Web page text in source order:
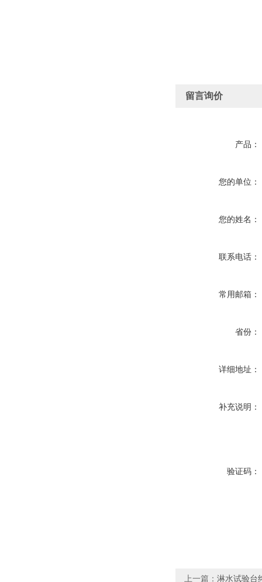
留言询价
产品：
您的单位：
您的姓名：
联系电话：
常用邮箱：
省份：
详细地址：
补充说明：
验证码：
上一篇： 淋水试验台